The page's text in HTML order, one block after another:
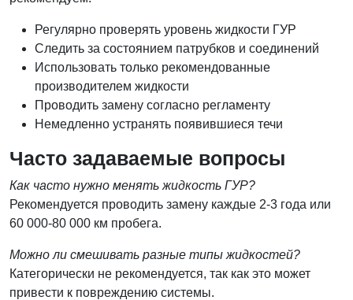
Регулярно проверять уровень жидкости ГУР
Следить за состоянием патрубков и соединений
Использовать только рекомендованные
производителем жидкости
Проводить замену согласно регламенту
Немедленно устранять появившиеся течи
Часто задаваемые вопросы
Как часто нужно менять жидкость ГУР?
Рекомендуется проводить замену каждые 2-3 года или
60 000-80 000 км пробега.
Можно ли смешивать разные типы жидкостей?
Категорически не рекомендуется, так как это может
привести к повреждению системы.